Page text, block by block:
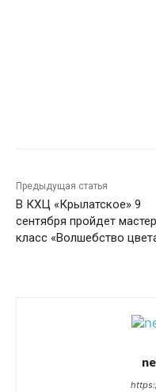
Предыдущая статья
В КХЦ «Крылатское» 9
сентября пройдет
класс «Волшебство